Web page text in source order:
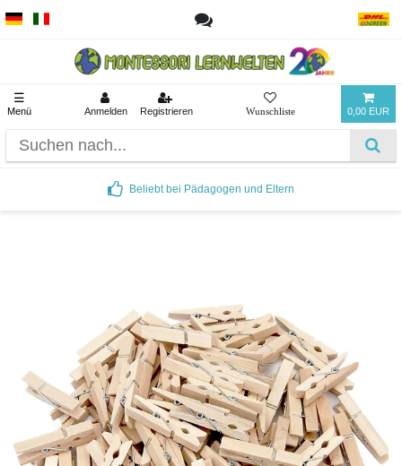
☰
Menü Anmelden Registrieren 0,00 EUR
Beliebt bei Pädagogen und Eltern